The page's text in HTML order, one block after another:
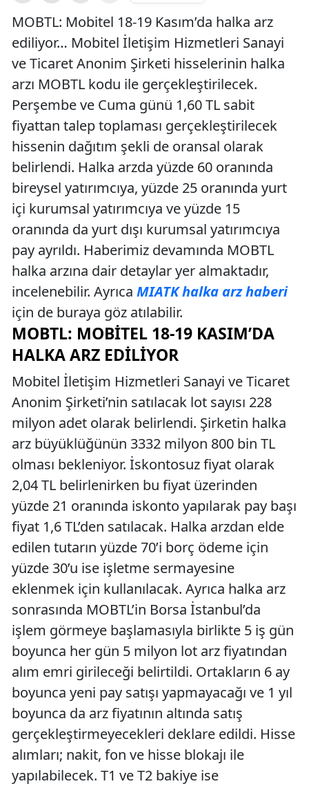
MOBTL: Mobitel 18-19 Kasım’da halka arz
ediliyor… Mobitel İletişim Hizmetleri Sanayi
ve Ticaret Anonim Şirketi hisselerinin halka
arzı MOBTL kodu ile gerçekleştirilecek.
Perşembe ve Cuma günü 1,60 TL sabit
fiyattan talep toplaması gerçekleştirilecek
hissenin dağıtım şekli de oransal olarak
belirlendi. Halka arzda yüzde 60 oranında
bireysel yatırımcıya, yüzde 25 oranında yurt
içi kurumsal yatırımcıya ve yüzde 15
oranında da yurt dışı kurumsal yatırımcıya
pay ayrıldı. Haberimiz devamında MOBTL
halka arzına dair detaylar yer almaktadır,
incelenebilir. Ayrıca MIATK halka arz haberi
için de buraya göz atılabilir.
MOBTL: MOBITEL 18-19 KASIM’DA
HALKA ARZ EDILIYOR
Mobitel İletişim Hizmetleri Sanayi ve Ticaret
Anonim Şirketi’nin satılacak lot sayısı 228
milyon adet olarak belirlendi. Şirketin halka
arz büyüklüğünün 3332 milyon 800 bin TL
olması bekleniyor. İskontosuz fiyat olarak
2,04 TL belirlenirken bu fiyat üzerinden
yüzde 21 oranında iskonto yapılarak pay başı
fiyat 1,6 TL’den satılacak. Halka arzdan elde
edilen tutarın yüzde 70’i borç ödeme için
yüzde 30’u ise işletme sermayesine
eklenmek için kullanılacak. Ayrıca halka arz
sonrasında MOBTL’in Borsa İstanbul’da
işlem görmeye başlamasıyla birlikte 5 iş gün
boyunca her gün 5 milyon lot arz fiyatından
alım emri girileceği belirtildi. Ortakların 6 ay
boyunca yeni pay satışı yapmayacağı ve 1 yıl
boyunca da arz fiyatının altında satış
gerçekleştirmeyecekleri deklare edildi. Hisse
alımları; nakit, fon ve hisse blokajı ile
yapılabilecek. T1 ve T2 bakiye ise